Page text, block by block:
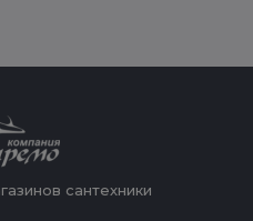
сантехники